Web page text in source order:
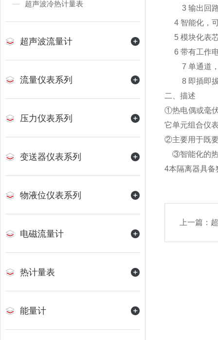
超声波冷热计量表
超声波流量计
流量仪表系列
压力仪表系列
变送器仪表系列
物液位仪表系列
电磁流量计
热计量表
能量计
3 输出回路
4 智能化，可
5 模块化表芯
6 带有工作
7 单通道，
8 即插即拔
二、描述
①热电偶或毫
它单元组合
②主要用于既
③智能化的
4本隔离器具备
上一篇：